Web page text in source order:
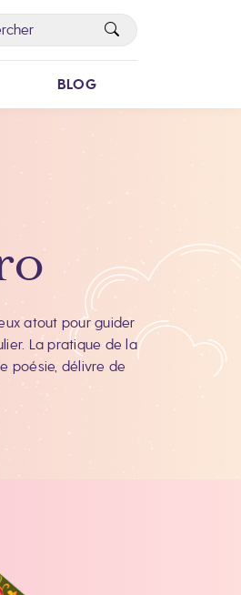
BLOG
atout pour guider
La pratique de la
poésie, délivre de